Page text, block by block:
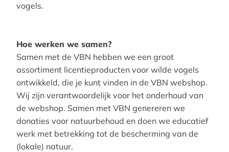
vogels.
Hoe werken we samen?
Samen met de VBN hebben we een groot
assortiment licentieproducten voor wilde vogels
ontwikkeld, die je kunt vinden in de VBN webshop.
Wij zijn verantwoordelijk voor het onderhoud van
de webshop. Samen met VBN genereren we
donaties voor natuurbehoud en doen we educatief
werk met betrekking tot de bescherming van de
(lokale) natuur.